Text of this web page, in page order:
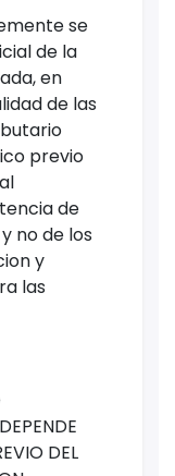
se
de la
en
de las
previo
de
no de los
y
las
DEL